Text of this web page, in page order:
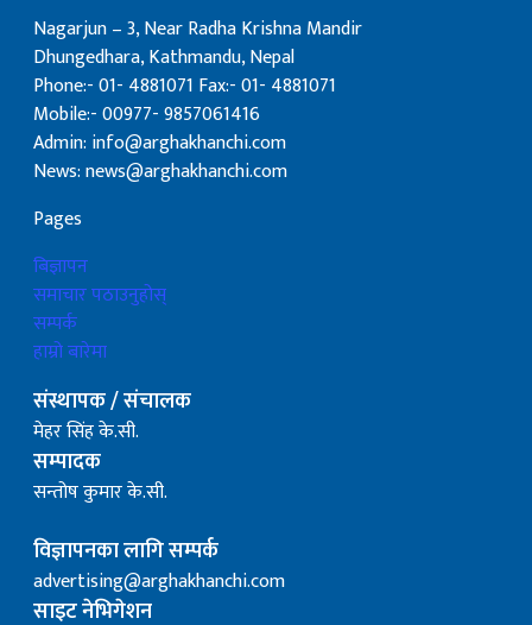
Nagarjun – 3, Near Radha Krishna Mandir
Dhungedhara, Kathmandu, Nepal
Phone:- 01- 4881071 Fax:- 01- 4881071
Mobile:- 00977- 9857061416
Admin: info@arghakhanchi.com
News: news@arghakhanchi.com
Pages
बिज्ञापन
समाचार पठाउनुहोस्
सम्पर्क
हाम्रो बारेमा
संस्थापक / संचालक
मेहर सिंह के.सी.
सम्पादक
सन्तोष कुमार के.सी.
विज्ञापनका लागि सम्पर्क
advertising@arghakhanchi.com
साइट नेभिगेशन